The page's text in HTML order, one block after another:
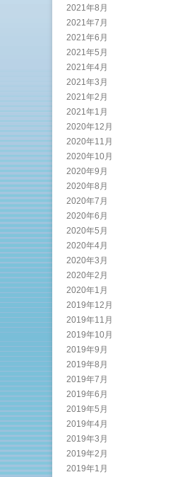
2021年8月
2021年7月
2021年6月
2021年5月
2021年4月
2021年3月
2021年2月
2021年1月
2020年12月
2020年11月
2020年10月
2020年9月
2020年8月
2020年7月
2020年6月
2020年5月
2020年4月
2020年3月
2020年2月
2020年1月
2019年12月
2019年11月
2019年10月
2019年9月
2019年8月
2019年7月
2019年6月
2019年5月
2019年4月
2019年3月
2019年2月
2019年1月